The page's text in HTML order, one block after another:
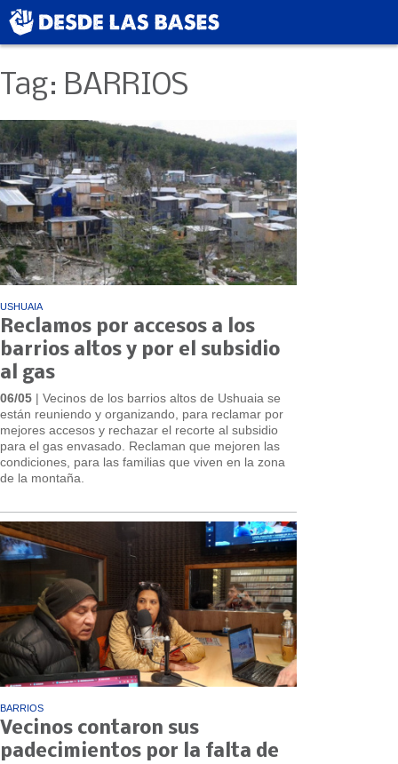
Tag: BARRIOS
USHUAIA
Reclamos por accesos a los
barrios altos y por el subsidio
al gas
06/05 | Vecinos de los barrios altos de Ushuaia se
están reuniendo y organizando, para reclamar por
mejores accesos y rechazar el recorte al subsidio
para el gas envasado. Reclaman que mejoren las
condiciones, para las familias que viven en la zona
de la montaña.
BARRIOS
Vecinos contaron sus
padecimientos por la falta de